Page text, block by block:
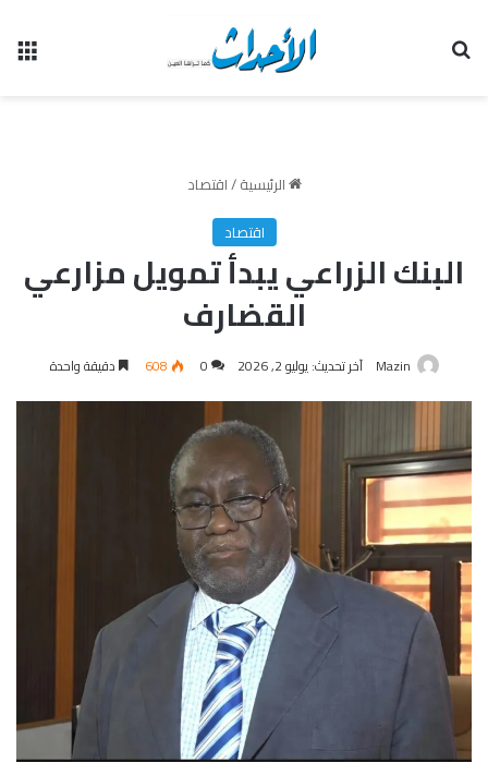
الرئيسية/اقتصاد
اقتصاد
البنك الزراعي يبدأ تمويل مزارعي
القضارف
Mazin آخر تحديث: يوليو 2, 2026 0
608 دقيقة واحدة